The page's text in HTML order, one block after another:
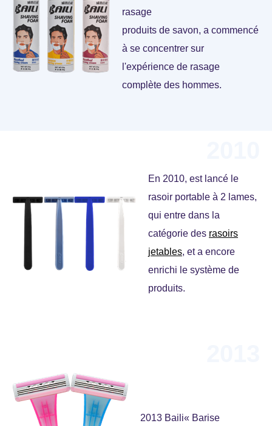
rasage
produits de savon, a commencé
à se concentrer sur
l'expérience de rasage
complète des hommes.
En 2010, est lancé le
rasoir portable à 2 lames,
qui entre dans la
catégorie des rasoirs
jetables, et a encore
enrichi le système de
produits.
2013 Baili« Barise